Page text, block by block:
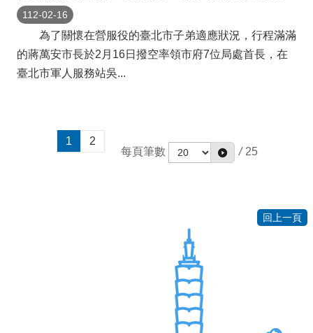
112-02-16
為了關懷在營服役的臺北市子弟適應狀況，行程滿滿
的蔣萬安市長於2月16日撥空率領市府7位局處首長，在
臺北市軍人服務站吳...
1
2
每頁筆數
/ 25
回上一頁